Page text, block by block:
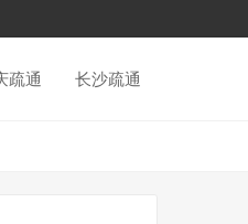
疏通 长沙疏通